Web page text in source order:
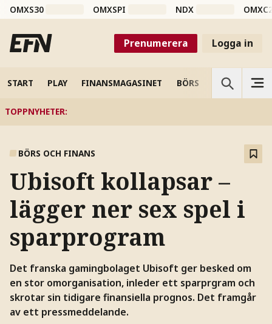
OMXS30 OMXSPI NDX
Prenumerera Logga in
START PLAY FINANSMAGASINET BÖRS VETENSKAP
TOPPNYHETER:
BÖRS OCH FINANS
Ubisoft kollapsar –
lägger ner sex spel i
sparprogram
Det franska gamingbolaget Ubisoft ger besked om
en stor omorganisation, inleder ett sparprgram och
skrotar sin tidigare finansiella prognos. Det framgår
av ett pressmeddelande.